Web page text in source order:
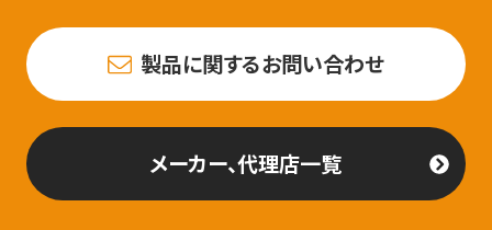
製品に関するお問い合わせ
メーカー、代理店一覧